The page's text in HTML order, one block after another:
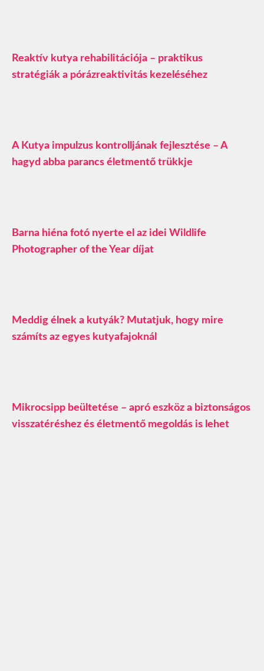
Reaktív kutya rehabilitációja – praktikus
stratégiák a pórázreaktivitás kezeléséhez
A Kutya impulzus kontrolljának fejlesztése – A
hagyd abba parancs életmentő trükkje
Barna hiéna fotó nyerte el az idei Wildlife
Photographer of the Year díjat
Meddig élnek a kutyák? Mutatjuk, hogy mire
számíts az egyes kutyafajoknál
Mikrocsipp beültetése – apró eszköz a biztonságos
visszatéréshez és életmentő megoldás is lehet